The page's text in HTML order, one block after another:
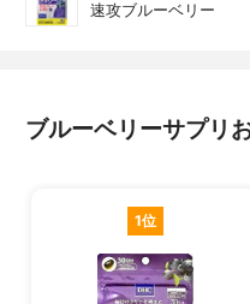
速攻ブルーベリー
ブルーベリーサプリ
1位